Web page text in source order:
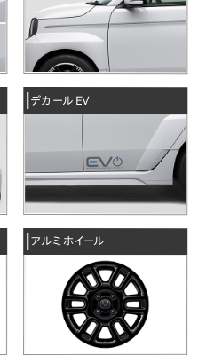
デカール EV
アルミホイール